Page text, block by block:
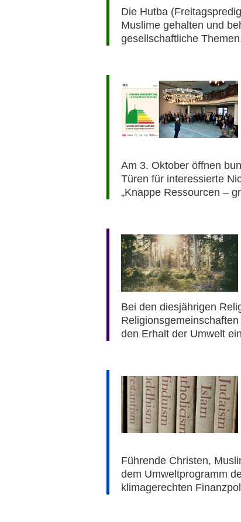
Die Hutba
Muslime gehalten und
gesellschaftliche
Am 3. Oktober öffnen
Türen für interessierte
„Knappe Ressourcen –
Bei den diesjährigen
den Erhalt der Umwelt
Führende Christen,
dem Umweltprogramm
klimagerechten